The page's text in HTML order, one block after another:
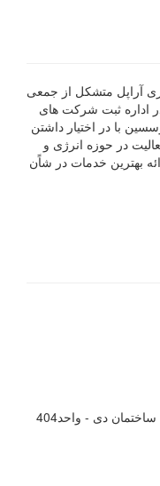
آراپل متشکل از جمعی
پویا و خلاق به شمار 29119 در اداره ثبت شرکت های
با در اختیار داشتن
در حوزه انرژی و
بهترین خدمات در شاًن
دی - واحد404